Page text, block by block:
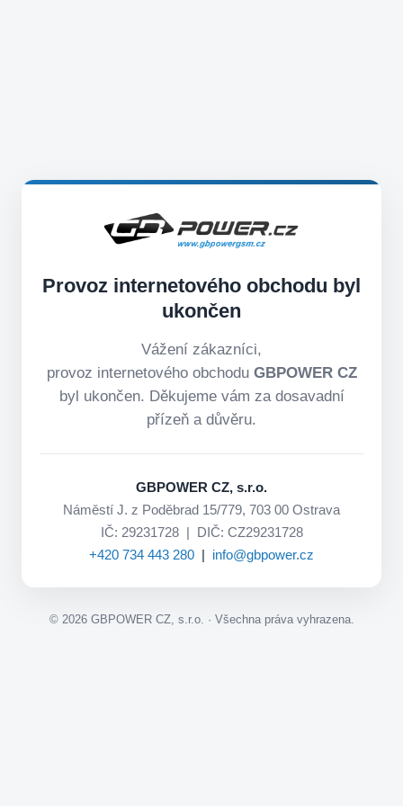
Provoz internetového obchodu byl
ukončen
Vážení zákazníci,
provoz internetového obchodu GBPOWER CZ
byl ukončen. Děkujeme vám za dosavadní
přízeň a důvěru.
GBPOWER CZ, s.r.o.
Náměstí J. z Poděbrad 15/779, 703 00 Ostrava
IČ: 29231728 | DIČ: CZ29231728
+420 734 443 280 | info@gbpower.cz
© 2026GBPOWER CZ, s.r.o. · Všechna práva vyhrazena.